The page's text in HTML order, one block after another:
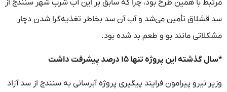
مرتبط با همین طرح بود، چرا که سابق بر این آب شرب شهر سنندج از
سد قشلاق تأمین می‌شد و آب آن سد بخاطر تغذیه‌گرا شدن دچار
مشکلاتی مانند بو و طعم بد شده بود.
*سال گذشته این پروژه تنها ۱۵ درصد پیشرفت داشت
وزیر نیرو پیرامون فرایند پیگیری پروژه آبرسانی به سنندج از سد آزاد